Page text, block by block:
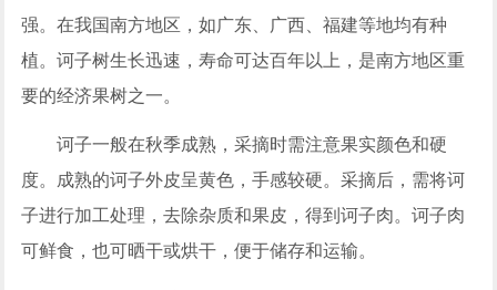
强。在我国南方地区，如广东、广西、福建等地均有种
植。诃子树生长迅速，寿命可达百年以上，是南方地区重
要的经济果树之一。
诃子一般在秋季成熟，采摘时需注意果实颜色和硬
度。成熟的诃子外皮呈黄色，手感较硬。采摘后，需将诃
子进行加工处理，去除杂质和果皮，得到诃子肉。诃子肉
可鲜食，也可晒干或烘干，便于储存和运输。